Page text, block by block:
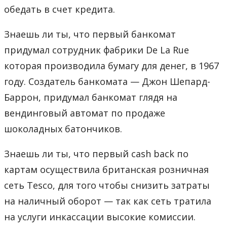
обедать в счет кредита.
Знаешь ли ты, что первый банкомат
придумал сотрудник фабрики De La Rue
которая производила бумагу для денег, в 1967
году. Создатель банкомата — Джон Шепард-
Баррон, придумал банкомат глядя на
вендинговый автомат по продаже
шоколадных батончиков.
Знаешь ли ты, что первый cash back по
картам осуществила британская розничная
сеть Tesco, для того чтобы снизить затраты
на наличный оборот — так как сеть тратила
на услуги инкассации высокие комиссии.